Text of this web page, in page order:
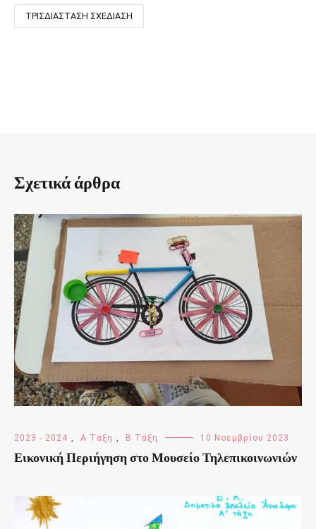
ΤΡΙΣΔΙΆΣΤΑΣΗ ΣΧΕΔΊΑΣΗ
Σχετικά άρθρα
2023 - 2024 Α Τάξη Β Τάξη 10 Νοεμβρίου 2023
Εικονική Περιήγηση στο Μουσείο Τηλεπικοινωνιών